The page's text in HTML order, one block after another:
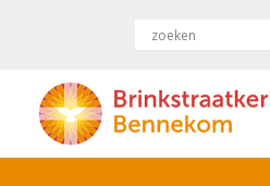
inhoud